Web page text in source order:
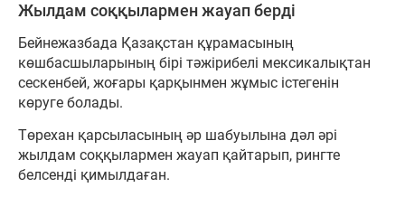
Жылдам соққылармен жауап берді
Бейнежазбада Қазақстан құрамасының
көшбасшыларының бірі тәжірибелі мексикалықтан
сескенбей, жоғары қарқынмен жұмыс істегенін
көруге болады.
Төрехан қарсыласының әр шабуылына дәл әрі
жылдам соққылармен жауап қайтарып, рингте
белсенді қимылдаған.